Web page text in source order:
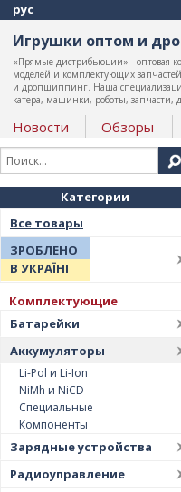
рус
Игрушки оптом и
«Прямые дистрибьюции» - оптовая
моделей и комплектующих
и дропшиппинг. Наша
катера, машинки, роботы, запчасти,
Новости Обзоры
Категории
Все товары
ЗРОБЛЕНО
В УКРАЇНІ
Комплектующие
Батарейки
Аккумуляторы
Li-Pol и Li-Ion
NiMh и NiCD
Специальные
Компоненты
Зарядные устройства
Радиоуправление